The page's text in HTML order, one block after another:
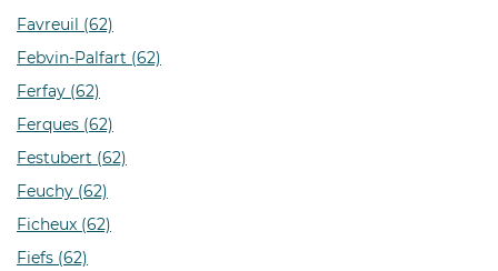
Favreuil (62)
Febvin-Palfart (62)
Ferfay (62)
Ferques (62)
Festubert (62)
Feuchy (62)
Ficheux (62)
Fiefs (62)